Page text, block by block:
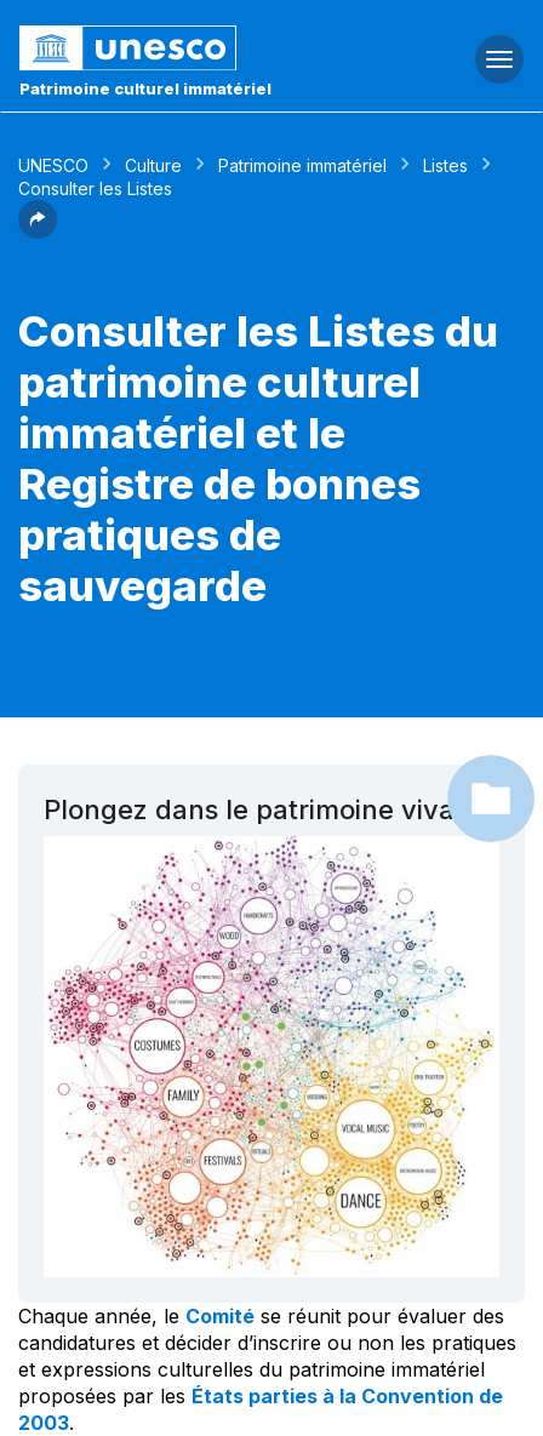
Patrimoine culturel immatériel
UNESCO Culture Patrimoine immatériel
Listes
Consulter les Listes
Consulter les Listes du
patrimoine culturel
immatériel et le
Registre de bonnes
pratiques de
sauvegarde
Plongez dans le patrimoine vivant !
Chaque année, le Comité se réunit pour évaluer des
candidatures et décider d’inscrire ou non les pratiques
et expressions culturelles du patrimoine immatériel
proposées par les États parties à la Convention de
2003.